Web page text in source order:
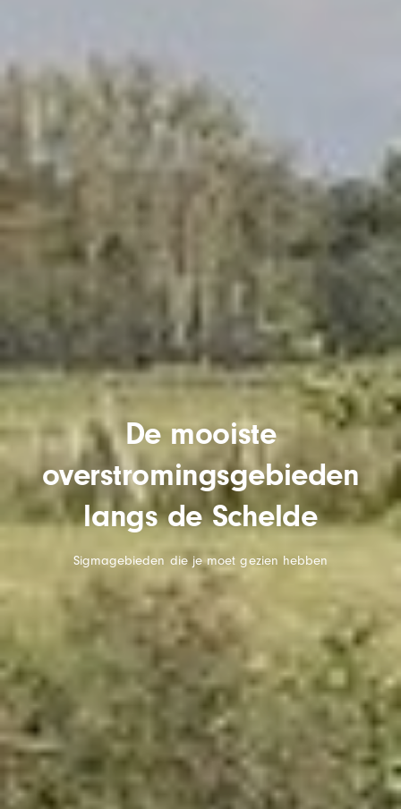
De mooiste
overstromingsgebieden
langs de Schelde
Sigmagebieden die je moet gezien hebben